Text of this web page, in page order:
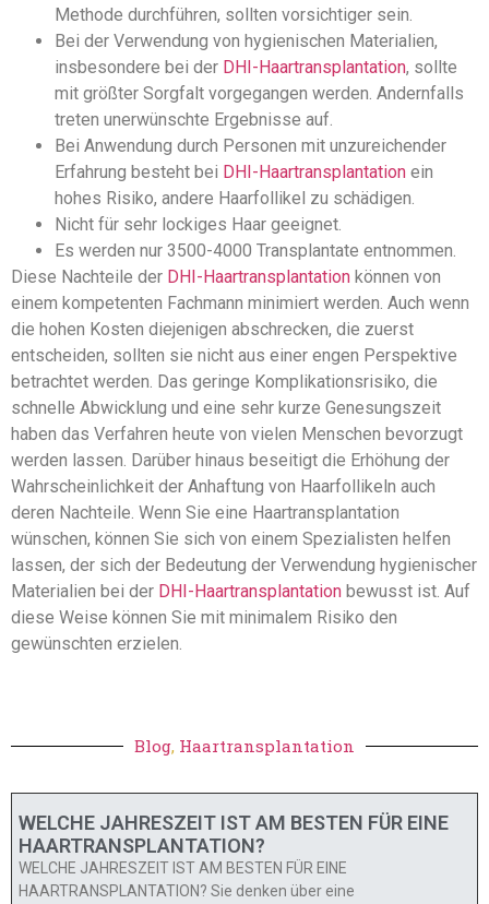
Methode durchführen, sollten vorsichtiger sein.
Bei der Verwendung von hygienischen Materialien,
insbesondere bei der DHI-Haartransplantation, sollte
mit größter Sorgfalt vorgegangen werden. Andernfalls
treten unerwünschte Ergebnisse auf.
Bei Anwendung durch Personen mit unzureichender
Erfahrung besteht bei DHI-Haartransplantation ein
hohes Risiko, andere Haarfollikel zu schädigen.
Nicht für sehr lockiges Haar geeignet.
Es werden nur 3500-4000 Transplantate entnommen.
Diese Nachteile der DHI-Haartransplantation können von
einem kompetenten Fachmann minimiert werden. Auch wenn
die hohen Kosten diejenigen abschrecken, die zuerst
entscheiden, sollten sie nicht aus einer engen Perspektive
betrachtet werden. Das geringe Komplikationsrisiko, die
schnelle Abwicklung und eine sehr kurze Genesungszeit
haben das Verfahren heute von vielen Menschen bevorzugt
werden lassen. Darüber hinaus beseitigt die Erhöhung der
Wahrscheinlichkeit der Anhaftung von Haarfollikeln auch
deren Nachteile. Wenn Sie eine Haartransplantation
wünschen, können Sie sich von einem Spezialisten helfen
lassen, der sich der Bedeutung der Verwendung hygienischer
Materialien bei der DHI-Haartransplantation bewusst ist. Auf
diese Weise können Sie mit minimalem Risiko den
gewünschten erzielen.
Blog, Haartransplantation
WELCHE JAHRESZEIT IST AM BESTEN FÜR EINE
HAARTRANSPLANTATION?
WELCHE JAHRESZEIT IST AM BESTEN FÜR EINE
HAARTRANSPLANTATION? Sie denken über eine